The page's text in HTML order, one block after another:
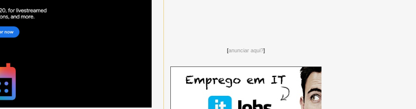
[anunciar aqui?]